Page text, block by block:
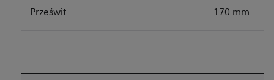
Prześwit 170 mm